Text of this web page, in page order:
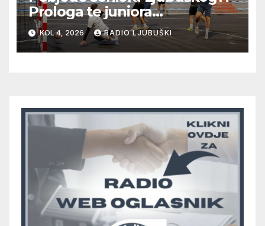
Prologa te juniora
Radišića/Mostarskih Vrata
KOL 4, 2026 RADIO LJUBUŠKI